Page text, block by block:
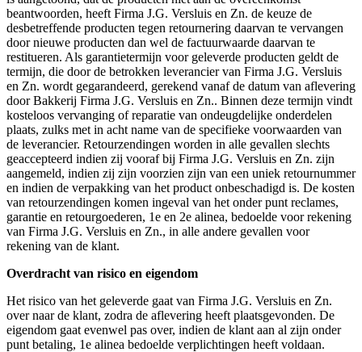
beantwoorden, heeft Firma J.G. Versluis en Zn. de keuze de
desbetreffende producten tegen retournering daarvan te vervangen
door nieuwe producten dan wel de factuurwaarde daarvan te
restitueren. Als garantietermijn voor geleverde producten geldt de
termijn, die door de betrokken leverancier van Firma J.G. Versluis
en Zn. wordt gegarandeerd, gerekend vanaf de datum van aflevering
door Bakkerij Firma J.G. Versluis en Zn.. Binnen deze termijn vindt
kosteloos vervanging of reparatie van ondeugdelijke onderdelen
plaats, zulks met in acht name van de specifieke voorwaarden van
de leverancier. Retourzendingen worden in alle gevallen slechts
geaccepteerd indien zij vooraf bij Firma J.G. Versluis en Zn. zijn
aangemeld, indien zij zijn voorzien zijn van een uniek retournummer
en indien de verpakking van het product onbeschadigd is. De kosten
van retourzendingen komen ingeval van het onder punt reclames,
garantie en retourgoederen, 1e en 2e alinea, bedoelde voor rekening
van Firma J.G. Versluis en Zn., in alle andere gevallen voor
rekening van de klant.
Overdracht van risico en eigendom
Het risico van het geleverde gaat van Firma J.G. Versluis en Zn.
over naar de klant, zodra de aflevering heeft plaatsgevonden. De
eigendom gaat evenwel pas over, indien de klant aan al zijn onder
punt betaling, 1e alinea bedoelde verplichtingen heeft voldaan.